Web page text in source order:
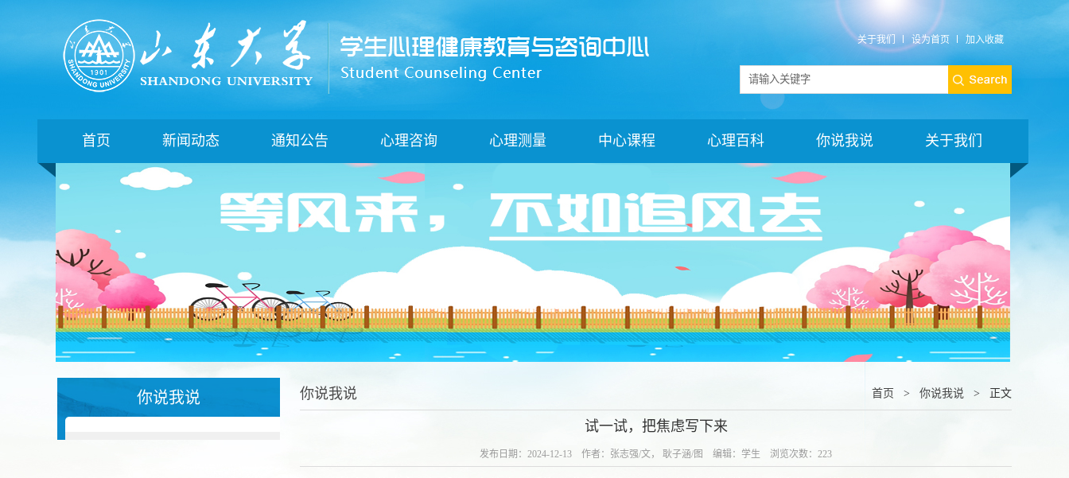
关于我们 设为首页 加入收藏
首页 新闻动态 通知公告 心理咨询 心理测量 中心课程 心理百科 你说我说 关于我们
你说我说 首页 > 你说我说 > 正文
你说我说
试一试，把焦虑写下来
发布日期：2024-12-13 作者：张志强/文， 耿子涵/图 编辑：学生 浏览次数： 223